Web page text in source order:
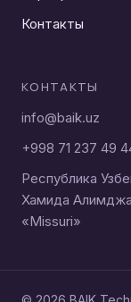
Контакты
КОНТАКТЫ
info@baik.uz
+998 71 237 49
Республика
Хамида
«Missuri»